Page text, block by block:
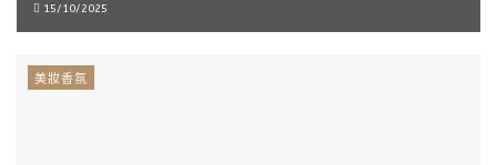
15/10/2025
美妝香氛